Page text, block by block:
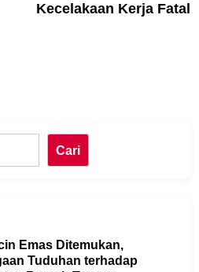
Kecelakaan Kerja Fatal
Cari
Emas Ditemukan,
Tuduhan terhadap